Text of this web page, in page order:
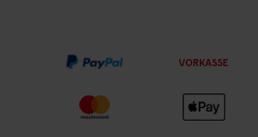
VORKASSE